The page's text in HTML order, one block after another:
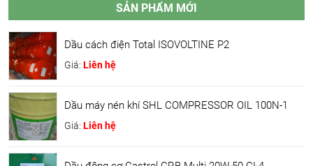
SẢN PHẨM MỚI
Dầu cách điện Total ISOVOLTINE P2
Giá: Liên hệ
Dầu máy nén khí SHL COMPRESSOR OIL 100N-1
Giá: Liên hệ